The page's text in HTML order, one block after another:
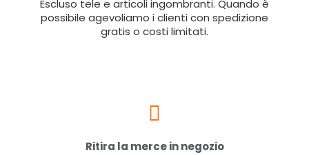
Escluso tele e articoli ingombranti. Quando è
possibile agevoliamo i clienti con spedizione
gratis o costi limitati.
Ritira la merce in negozio